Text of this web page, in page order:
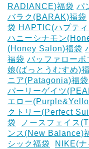
RADIANCE)福袋 パ
バラク(BARAK)福袋
袋 HAPTIC(ハプテ
ハニーシナモン
(Honey Salon)福袋
福袋 バッファロー
娘(ばっとうむすめ)
ニア(Patagonia)福袋
パーリーゲイツ
エロー
クトリー(Perfect
袋
ノースフェイス
ンス(New Balance)
シック福袋
NIKE(ナ